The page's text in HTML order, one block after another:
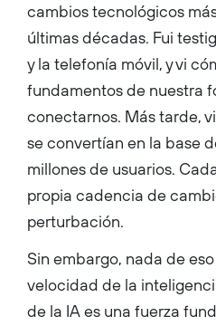
served as
Zendesk,
marketing,
and sales
and was
of the
segment.
President
marketing
brand
marketing,
generation,
strategies,
relations.
General
product
Harvard
cambios tecnológicos
últimas décadas. Fui
y la telefonía móvil, y vi
fundamentos de nuestra
conectarnos. Más tarde,
se convertían en la base
millones de usuarios.
propia cadencia de
perturbación.
Sin embargo, nada de
velocidad de la
de la IA es una fuerza